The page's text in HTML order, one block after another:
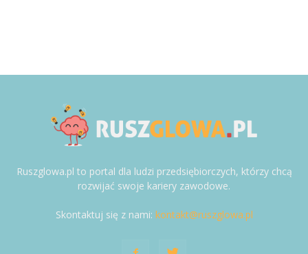
Ruszglowa.pl to portal dla ludzi przedsiębiorczych, którzy chcą
rozwijać swoje kariery zawodowe.
Skontaktuj się z nami: kontakt@ruszglowa.pl